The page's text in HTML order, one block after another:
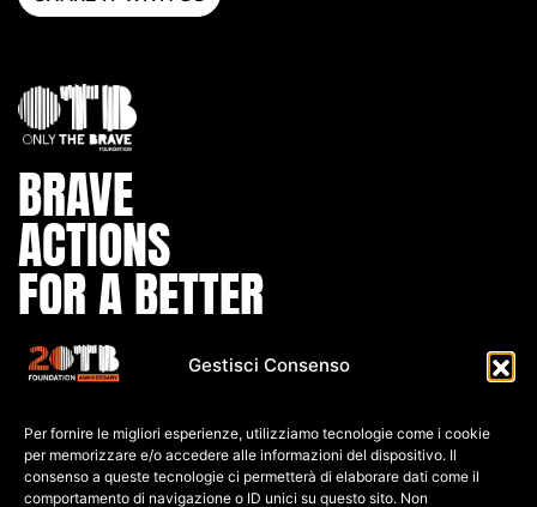
Gestisci Consenso
Per fornire le migliori esperienze, utilizziamo tecnologie come i cookie
per memorizzare e/o accedere alle informazioni del dispositivo. Il
consenso a queste tecnologie ci permetterà di elaborare dati come il
comportamento di navigazione o ID unici su questo sito. Non
BRAVE
ACTIONS
FOR A BETTER
WORLD
IT80 L030 6909 6061 0000 0139 761
C.F: 91026690247